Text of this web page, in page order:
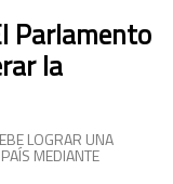
Parlamento
la
LOGRAR UNA
MEDIANTE